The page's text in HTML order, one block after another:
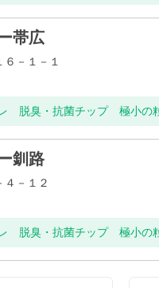
帯広
－１－１
レ 脱臭・抗菌チップ 極小
釧路
４－１２
レ 脱臭・抗菌チップ 極小